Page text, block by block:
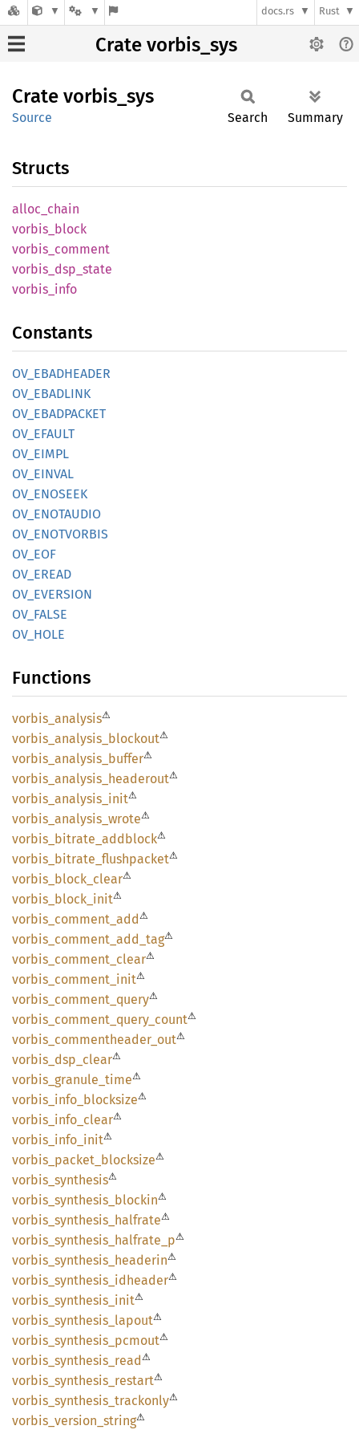
docs.rs Rust
Crate vorbis_sys
Crate vorbis_ sys
Source Search Summary
Structs
alloc_ chain
vorbis_ block
vorbis_ comment
vorbis_ dsp_ state
vorbis_ info
Constants
OV_ EBADHEADER
OV_ EBADLINK
OV_ EBADPACKET
OV_ EFAULT
OV_ EIMPL
OV_ EINVAL
OV_ ENOSEEK
OV_ ENOTAUDIO
OV_ ENOTVORBIS
OV_EOF
OV_ EREAD
OV_ EVERSION
OV_ FALSE
OV_HOLE
Functions
vorbis_ analysis⚠
vorbis_ analysis_ blockout⚠
vorbis_ analysis_ buffer⚠
vorbis_ analysis_ headerout⚠
vorbis_ analysis_ init⚠
vorbis_ analysis_ wrote⚠
vorbis_ bitrate_ addblock⚠
vorbis_ bitrate_ flushpacket⚠
vorbis_ block_ clear⚠
vorbis_ block_ init⚠
vorbis_ comment_ add⚠
vorbis_ comment_ add_ tag⚠
vorbis_ comment_ clear⚠
vorbis_ comment_ init⚠
vorbis_ comment_ query⚠
vorbis_ comment_ query_ count⚠
vorbis_ commentheader_ out⚠
vorbis_ dsp_ clear⚠
vorbis_ granule_ time⚠
vorbis_ info_ blocksize⚠
vorbis_ info_ clear⚠
vorbis_ info_ init⚠
vorbis_ packet_ blocksize⚠
vorbis_ synthesis⚠
vorbis_ synthesis_ blockin⚠
vorbis_ synthesis_ halfrate⚠
vorbis_ synthesis_ halfrate_ p⚠
vorbis_ synthesis_ headerin⚠
vorbis_ synthesis_ idheader⚠
vorbis_ synthesis_ init⚠
vorbis_ synthesis_ lapout⚠
vorbis_ synthesis_ pcmout⚠
vorbis_ synthesis_ read⚠
vorbis_ synthesis_ restart⚠
vorbis_ synthesis_ trackonly⚠
vorbis_ version_ string⚠